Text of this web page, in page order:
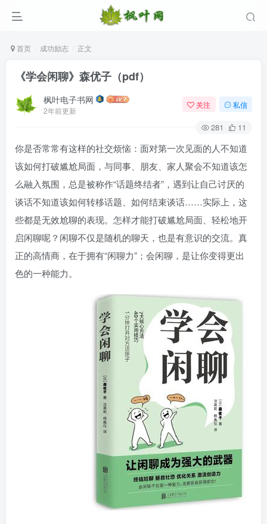
首页 成功励志 正文
《学会闲聊》森优子（pdf）
枫叶电子书网
2年前更新
关注 私信
281 11
你是否常常有这样的社交烦恼：面对第一次见面的人不知道
该如何打破尴尬局面，与同事、朋友、家人聚会不知道该怎
么融入氛围，总是被称作“话题终结者”，遇到让自己讨厌的
谈话不知道该如何转移话题、如何结束谈话……实际上，这
些都是无效尬聊的表现。怎样才能打破尴尬局面、轻松地开
启闲聊呢？闲聊不仅是随机的聊天，也是有意识的交流。真
正的高情商，在于拥有“闲聊力”；会闲聊，是让你变得更出
色的一种能力。
登录
没有账号？立即注册
用户名/手机号/邮箱
登录密码
记住登录
登录
社交账号登录